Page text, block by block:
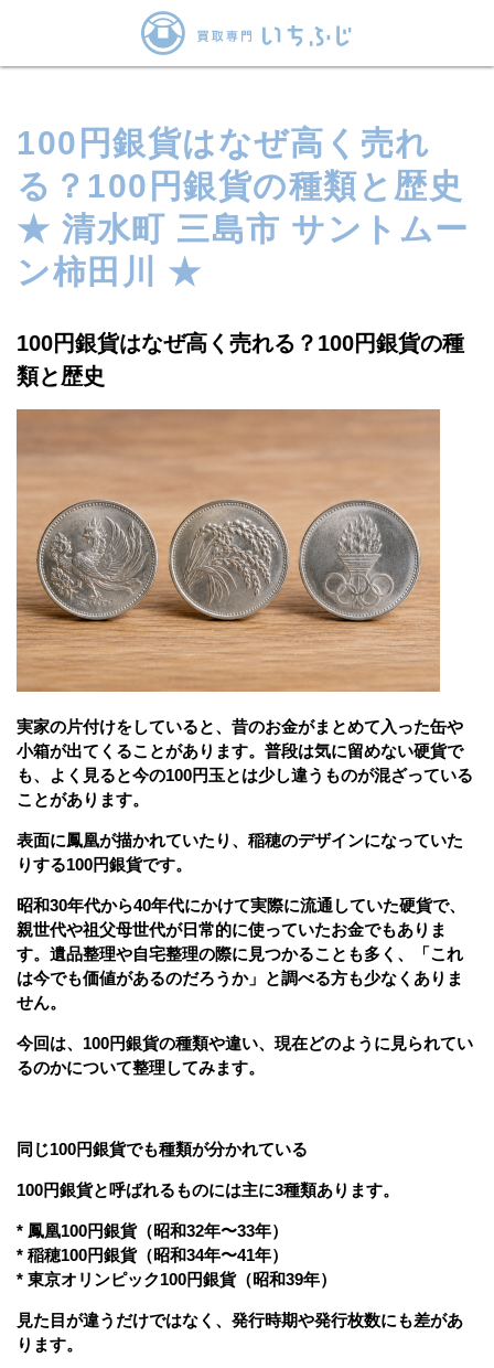
100円銀貨はなぜ高く売れ
る？100円銀貨の種類と歴史
★ 清水町 三島市 サントムー
ン柿田川 ★
100円銀貨はなぜ高く売れる？100円銀貨の種
類と歴史
実家の片付けをしていると、昔のお金がまとめて入った缶や
小箱が出てくることがあります。普段は気に留めない硬貨で
も、よく見ると今の100円玉とは少し違うものが混ざっている
ことがあります。
表面に鳳凰が描かれていたり、稲穂のデザインになっていた
りする100円銀貨です。
昭和30年代から40年代にかけて実際に流通していた硬貨で、
親世代や祖父母世代が日常的に使っていたお金でもありま
す。遺品整理や自宅整理の際に見つかることも多く、「これ
は今でも価値があるのだろうか」と調べる方も少なくありま
せん。
今回は、100円銀貨の種類や違い、現在どのように見られてい
るのかについて整理してみます。
同じ100円銀貨でも種類が分かれている
100円銀貨と呼ばれるものには主に3種類あります。
* 鳳凰100円銀貨（昭和32年〜33年）
* 稲穂100円銀貨（昭和34年〜41年）
* 東京オリンピック100円銀貨（昭和39年）
見た目が違うだけではなく、発行時期や発行枚数にも差があ
ります。